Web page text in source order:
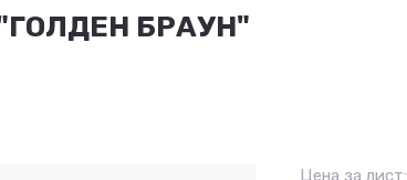
БРАУН"
Цена за лист: